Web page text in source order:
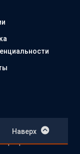
Наверх